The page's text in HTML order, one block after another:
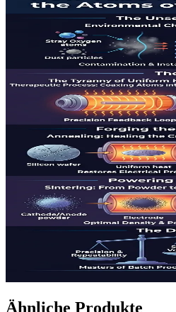
Ähnliche Produkte